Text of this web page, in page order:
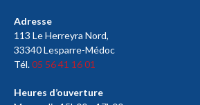
Adresse
113 Le Herreyra Nord,
33340 Lesparre-Médoc
Tél.05 56 41 16 01
Heures d’ouverture